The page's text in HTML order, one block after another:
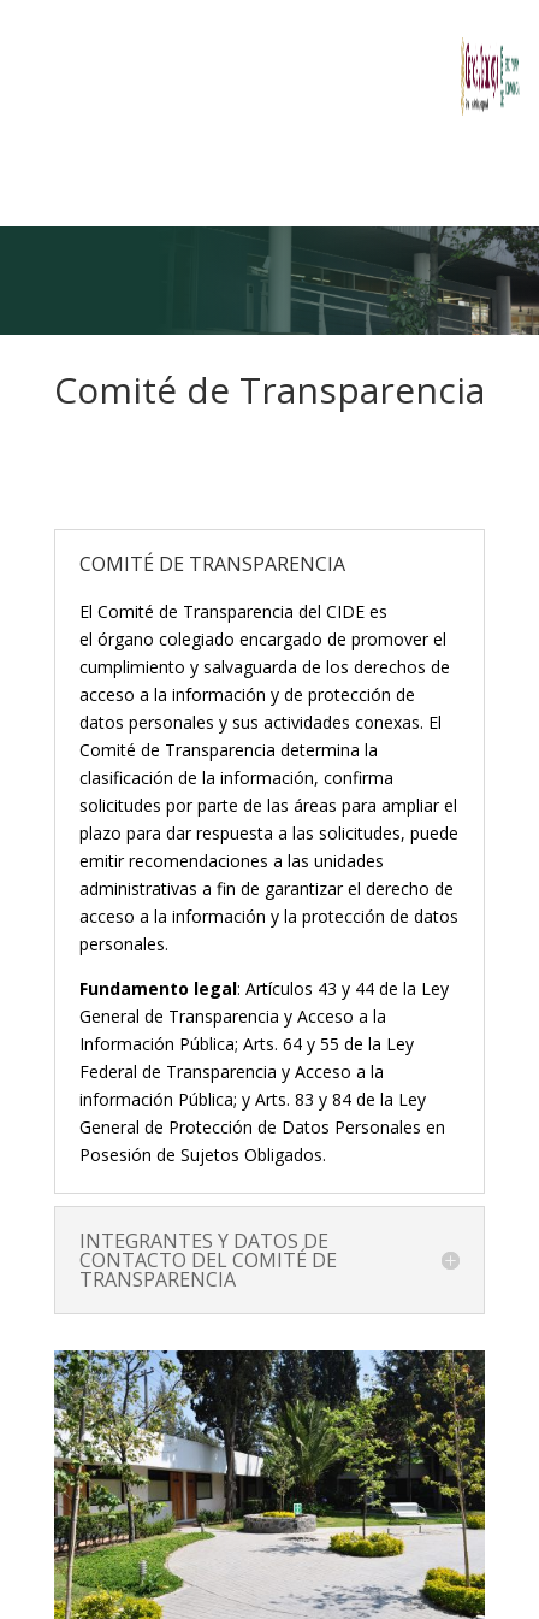
Comité de Transparencia
COMITÉ DE TRANSPARENCIA
El Comité de Transparencia del CIDE es
el órgano colegiado encargado de promover el
cumplimiento y salvaguarda de los derechos de
acceso a la información y de protección de
datos personales y sus actividades conexas. El
Comité de Transparencia determina la
clasificación de la información, confirma
solicitudes por parte de las áreas para ampliar el
plazo para dar respuesta a las solicitudes, puede
emitir recomendaciones a las unidades
administrativas a fin de garantizar el derecho de
acceso a la información y la protección de datos
personales.
Fundamento legal: Artículos 43 y 44 de la Ley
General de Transparencia y Acceso a la
Información Pública; Arts. 64 y 55 de la Ley
Federal de Transparencia y Acceso a la
información Pública; y Arts. 83 y 84 de la Ley
General de Protección de Datos Personales en
Posesión de Sujetos Obligados.
INTEGRANTES Y DATOS DE
CONTACTO DEL COMITÉ DE
TRANSPARENCIA